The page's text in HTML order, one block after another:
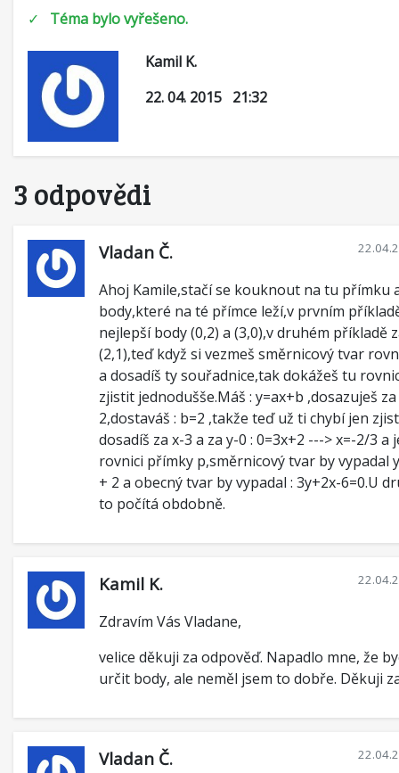
✓ Téma bylo vyřešeno.
Kamil K.
22. 04. 2015 21:32
3 odpovědi
Vladan Č.
Ahoj Kamile,stačí se kouknout na tu přímku
body,které na té přímce leží,v prvním
nejlepší body (0,2) a (3,0),v druhém příkladě
(2,1),teď když si vezmeš směrnicový tvar
a dosadíš ty souřadnice,tak dokážeš tu
zjistit jednodušše.Máš : y=ax+b ,dosazuješ
2,dostaváš : b=2 ,takže teď už ti chybí jen
dosadíš za x-3 a za y-0 : 0=3x+2 ---> x=-2/3 a
rovnici přímky p,směrnicový tvar by vypadal
+ 2 a obecný tvar by vypadal : 3y+2x-6=0.U
to počítá obdobně.
Kamil K.
Zdravím Vás Vladane,
velice děkuji za odpověď. Napadlo mne, že
určit body, ale neměl jsem to dobře. Děkuji
Vladan Č.